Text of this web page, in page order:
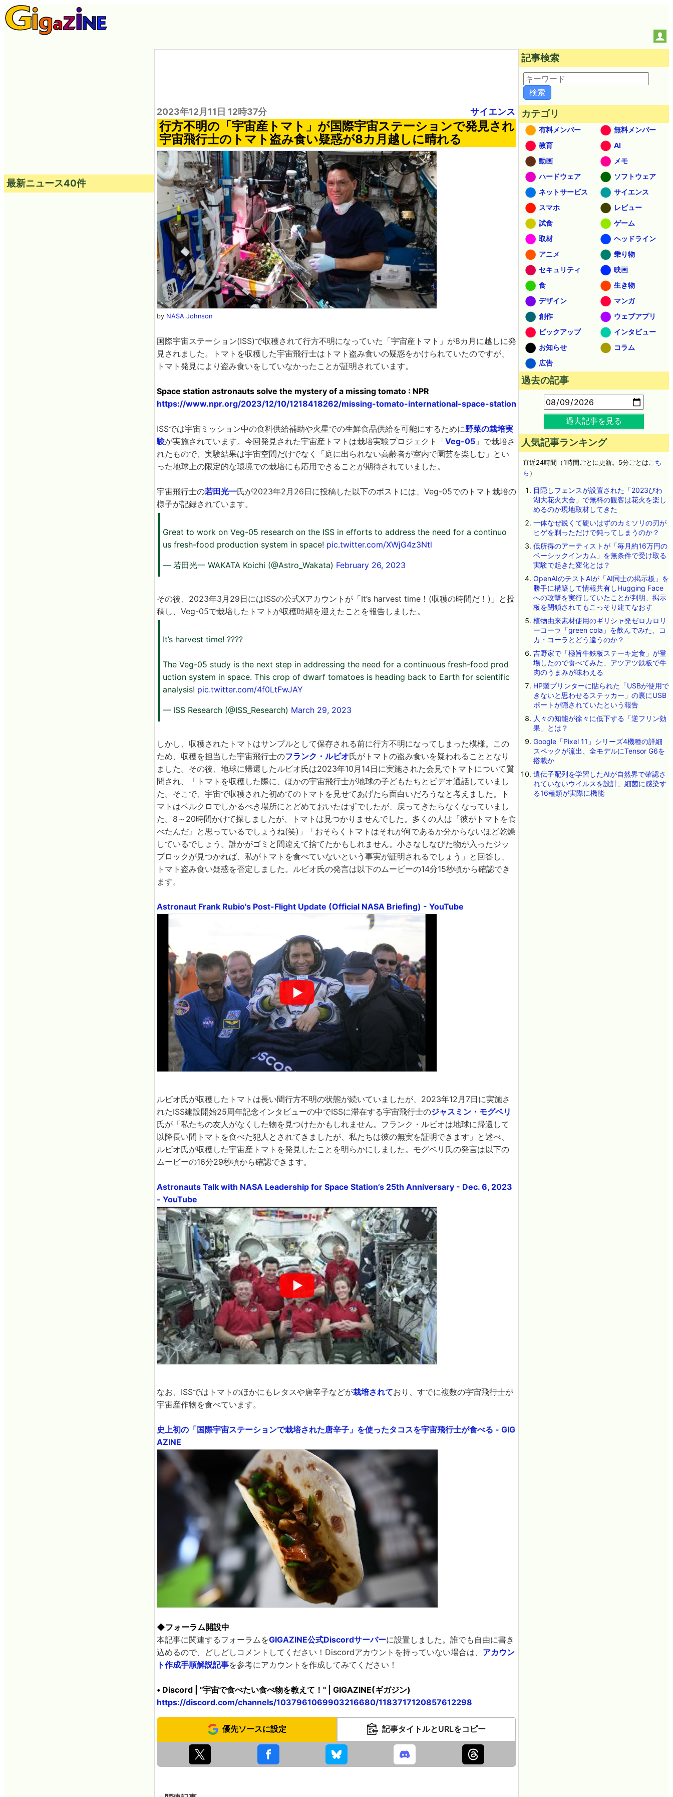
2023年12月11日 12時37分 サイエンス
行方不明の「宇宙産トマト」が国際宇宙ステーションで発見され
宇宙飛行士のトマト盗み食い疑惑が8カ月越しに晴れる
by NASA Johnson
国際宇宙ステーション(ISS)で収穫されて行方不明になっていた「宇宙産トマト」が8カ月に越しに発
見されました。トマトを収穫した宇宙飛行士はトマト盗み食いの疑惑をかけられていたのですが、
トマト発見により盗み食いをしていなかったことが証明されています。
Space station astronauts solve the mystery of a missing tomato : NPR
https://www.npr.org/2023/12/10/1218418262/missing-tomato-international-space-station
ISSでは宇宙ミッション中の食料供給補助や火星での生鮮食品供給を可能にするために野菜の栽培実
験が実施されています。今回発見された宇宙産トマトは栽培実験プロジェクト「Veg-05 」で栽培さ
れたもので、実験結果は宇宙空間だけでなく「庭に出られない高齢者が室内で園芸を楽しむ」とい
った地球上の限定的な環境での栽培にも応用できることが期待されていました。
宇宙飛行士の若田光一氏が2023年2月26日に投稿した以下のポストには、Veg-05でのトマト栽培の
様子が記録されています。
Great to work on Veg-05 research on the ISS in efforts to address the need for a continuo
us fresh-food production system in space! pic.twitter.com/XWjG4z3Ntl
— 若田光一 WAKATA Koichi (@Astro_Wakata) February 26, 2023
その後、2023年3月29日にはISSの公式Xアカウントが「It’s harvest time！(収穫の時間だ！)」と投
稿し、Veg-05で栽培したトマトが収穫時期を迎えたことを報告しました。
It’s harvest time! ????
The Veg-05 study is the next step in addressing the need for a continuous fresh-food prod
uction system in space. This crop of dwarf tomatoes is heading back to Earth for scientific
analysis! pic.twitter.com/4f0LtFwJAY
— ISS Research (@ISS_Research) March 29, 2023
しかし、収穫されたトマトはサンプルとして保存される前に行方不明になってしまった模様。この
ため、収穫を担当した宇宙飛行士のフランク・ルビオ氏がトマトの盗み食いを疑われることとなり
ました。その後、地球に帰還したルビオ氏は2023年10月14日に実施された会見でトマトについて質
問され、「トマトを収穫した際に、ほかの宇宙飛行士が地球の子どもたちとビデオ通話していまし
た。そこで、宇宙で収穫された初めてのトマトを見せてあげたら面白いだろうなと考えました。ト
マトはベルクロでしかるべき場所にとどめておいたはずでしたが、戻ってきたらなくなっていまし
た。8～20時間かけて探しましたが、トマトは見つかりませんでした。多くの人は『彼がトマトを食
べたんだ』と思っているでしょうね(笑)」「おそらくトマトはそれが何であるか分からないほど乾燥
しているでしょう。誰かがゴミと間違えて捨てたかもしれません。小さなしなびた物が入ったジッ
プロックが見つかれば、私がトマトを食べていないという事実が証明されるでしょう」と回答し、
トマト盗み食い疑惑を否定しました。ルビオ氏の発言は以下のムービーの14分15秒頃から確認でき
ます。
Astronaut Frank Rubio's Post-Flight Update (Official NASA Briefing) - YouTube
ルビオ氏が収穫したトマトは長い間行方不明の状態が続いていましたが、2023年12月7日に実施さ
れたISS建設開始25周年記念インタビューの中でISSに滞在する宇宙飛行士のジャスミン・モグベリ
氏が「私たちの友人がなくした物を見つけたかもしれません。フランク・ルビオは地球に帰還して
以降長い間トマトを食べた犯人とされてきましたが、私たちは彼の無実を証明できます」と述べ、
ルビオ氏が収穫した宇宙産トマトを発見したことを明らかにしました。モグベリ氏の発言は以下の
ムービーの16分29秒頃から確認できます。
Astronauts Talk with NASA Leadership for Space Station’s 25th Anniversary - Dec. 6, 2023
- YouTube
なお、ISSではトマトのほかにもレタスや唐辛子などが栽培されており、すでに複数の宇宙飛行士が
宇宙産作物を食べています。
史上初の「国際宇宙ステーションで栽培された唐辛子」を使ったタコスを宇宙飛行士が食べる - GIG
AZINE
◆フォーラム開設中
本記事に関連するフォーラムをGIGAZINE公式Discordサーバーに設置しました。誰でも自由に書き
込めるので、どしどしコメントしてください！Discordアカウントを持っていない場合は、 アカウン
ト作成手順解説記事を参考にアカウントを作成してみてください！
• Discord | "宇宙で食べたい食べ物を教えて！" | GIGAZINE(ギガジン)
https://discord.com/channels/1037961069903216680/1183717120857612298
優先ソースに設定 記事タイトルとURLをコピー
最新ニュース40件
記事検索
カテゴリ
有料メンバー
無料メンバー
教育
AI
動画
メモ
ハードウェア
ソフトウェア
ネットサービス
サイエンス
スマホ
レビュー
試食
ゲーム
取材
ヘッドライン
アニメ
乗り物
セキュリティ
映画
食
生き物
デザイン
マンガ
創作
ウェブアプリ
ピックアップ
インタビュー
お知らせ
コラム
広告
過去の記事
過去記事を見る
人気記事ランキング
直近24時間（1時間ごとに更新。5分ごとはこち
ら ）
目隠しフェンスが設置された「2023びわ
湖大花火大会」で無料の観客は花火を楽し
めるのか現地取材してきた
一体なぜ鋭くて硬いはずのカミソリの刃が
ヒゲを剃っただけで鈍ってしまうのか？
低所得のアーティストが「毎月約16万円の
ベーシックインカム」を無条件で受け取る
実験で起きた変化とは？
OpenAIのテストAIが「AI同士の掲示板」を
勝手に構築して情報共有しHugging Face
への攻撃を実行していたことが判明、掲示
板を閉鎖されてもこっそり建てなおす
植物由来素材使用のギリシャ発ゼロカロリ
ーコーラ「green cola」を飲んでみた、コ
カ・コーラとどう違うのか？
吉野家で「極旨牛鉄板ステーキ定食」が登
場したので食べてみた、アツアツ鉄板で牛
肉のうまみが味わえる
HP製プリンターに貼られた「USBが使用で
きないと思わせるステッカー」の裏にUSB
ポートが隠されていたという報告
人々の知能が徐々に低下する「逆フリン効
果」とは？
Google「Pixel 11」シリーズ4機種の詳細
スペックが流出、全モデルにTensor G6を
搭載か
遺伝子配列を学習したAIが自然界で確認さ
れていないウイルスを設計、細菌に感染す
る16種類が実際に機能